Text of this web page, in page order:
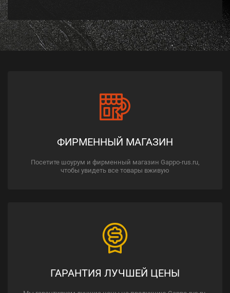
ФИРМЕННЫЙ МАГАЗИН
Посетите шоурум и фирменный магазин Gappo-rus.ru,
чтобы увидеть все товары вживую
ГАРАНТИЯ ЛУЧШЕЙ ЦЕНЫ